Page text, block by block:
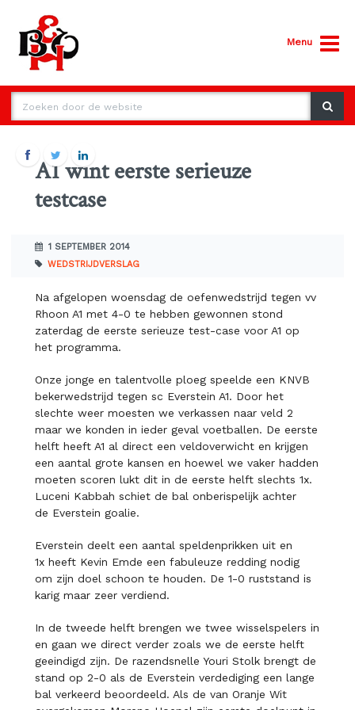
Menu
A1 wint eerste serieuze
testcase
1 SEPTEMBER 2014
WEDSTRIJDVERSLAG
Na afgelopen woensdag de oefenwedstrijd tegen vv
Rhoon A1 met 4-0 te hebben gewonnen stond
zaterdag de eerste serieuze test-case voor A1 op
het programma.
Onze jonge en talentvolle ploeg speelde een KNVB
bekerwedstrijd tegen sc Everstein A1. Door het
slechte weer moesten we verkassen naar veld 2
maar we konden in ieder geval voetballen. De eerste
helft heeft A1 al direct een veldoverwicht en krijgen
een aantal grote kansen en hoewel we vaker hadden
moeten scoren lukt dit in de eerste helft slechts 1x.
Luceni Kabbah schiet de bal onberispelijk achter
de Everstein goalie.
Everstein deelt een aantal speldenprikken uit en
1x heeft Kevin Emde een fabuleuze redding nodig
om zijn doel schoon te houden. De 1-0 ruststand is
karig maar zeer verdiend.
In de tweede helft brengen we twee wisselspelers in
en gaan we direct verder zoals we de eerste helft
geeindigd zijn. De razendsnelle Youri Stolk brengt de
stand op 2-0 als de Everstein verdediging een lange
bal verkeerd beoordeeld. Als de van Oranje Wit